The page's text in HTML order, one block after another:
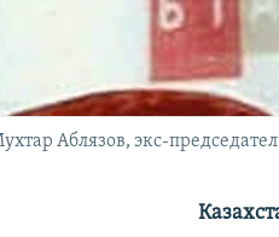
Аблязов, экс-